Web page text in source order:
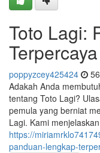
Toto Lagi:
Terpercaya
poppyzcey425424
Adakah Anda
tentang Toto Lagi?
pemula yang berniat
Lagi. Kami menjelaskan
https://
panduan-lengkap-